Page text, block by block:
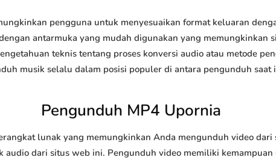
pengguna untuk menyesuaikan format keluaran
antarmuka yang mudah digunakan yang memungkinkan
teknis tentang proses konversi audio atau metode
musik selalu dalam posisi populer di antara pengunduh saat
Pengunduh MP4 Upornia
lunak yang memungkinkan Anda mengunduh video
audio dari situs web ini. Pengunduh video memiliki